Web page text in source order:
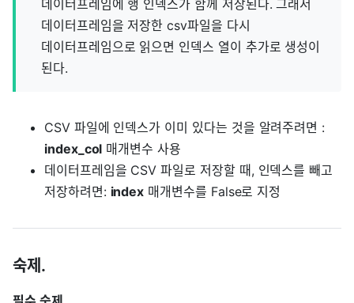
데이터프레임에 행 인덱스가 함께 저장된다. 그래서
데이터프레임을 저장한 csv파일을 다시
데이터프레임으로 읽으면 인덱스 열이 추가로 생성이
된다.
CSV 파일에 인덱스가 이미 있다는 것을 알려주려면 :
index_col 매개변수 사용
데이터프레임을 CSV 파일로 저장할 때, 인덱스를 빼고
저장하려면: index 매개변수를 False로 지정
숙제.